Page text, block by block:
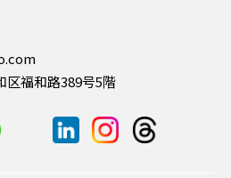
区福和路389号5階